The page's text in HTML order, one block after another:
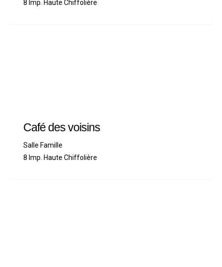
8 Imp. Haute Chiffolière
Café des voisins
Salle Famille
8 Imp. Haute Chiffolière